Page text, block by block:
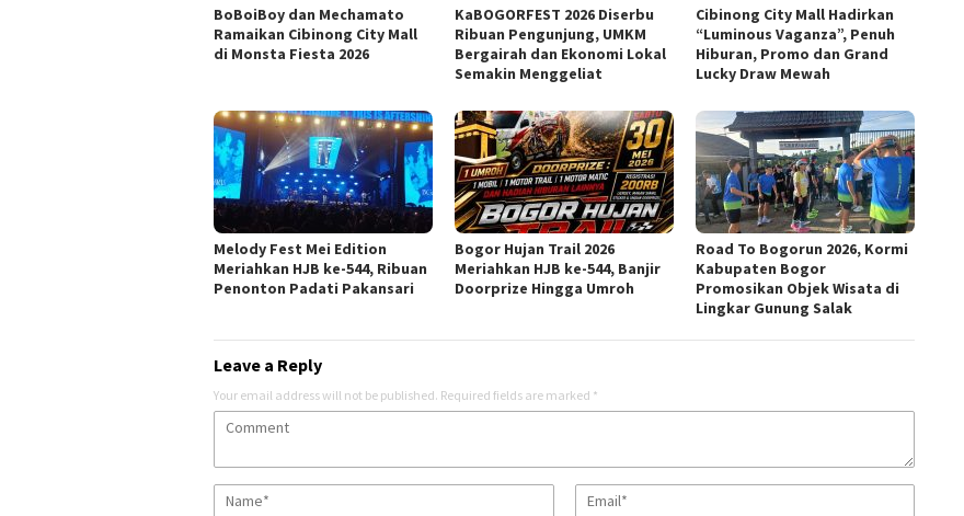
BoBoiBoy dan Mechamato
Ramaikan Cibinong City Mall
di Monsta Fiesta 2026
KaBOGORFEST 2026 Diserbu
Ribuan Pengunjung, UMKM
Bergairah dan Ekonomi Lokal
Semakin Menggeliat
Cibinong City Mall Hadirkan
“Luminous Vaganza”, Penuh
Hiburan, Promo dan Grand
Lucky Draw Mewah
Melody Fest Mei Edition
Meriahkan HJB ke-544, Ribuan
Penonton Padati Pakansari
Bogor Hujan Trail 2026
Meriahkan HJB ke-544, Banjir
Doorprize Hingga Umroh
Road To Bogorun 2026, Kormi
Kabupaten Bogor
Promosikan Objek Wisata di
Lingkar Gunung Salak
Leave a Reply
Your email address will not be published. Required fields are marked *